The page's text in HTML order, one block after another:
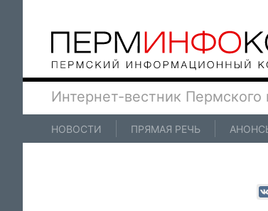
Интернет-вестник
НОВОСТИ ПРЯМАЯ РЕЧЬ